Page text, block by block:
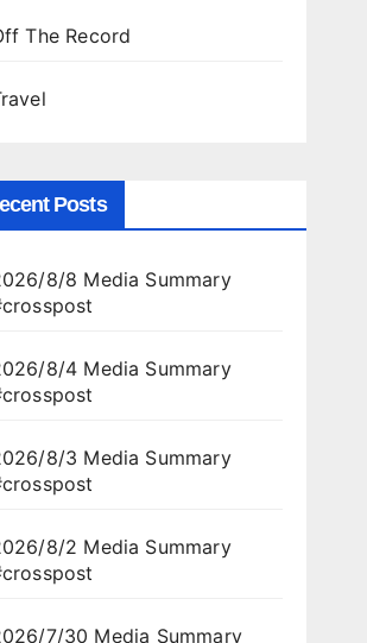
The Record
Posts
8/8 Media Summary
8/4 Media Summary
8/3 Media Summary
8/2 Media Summary
7/30 Media Summary